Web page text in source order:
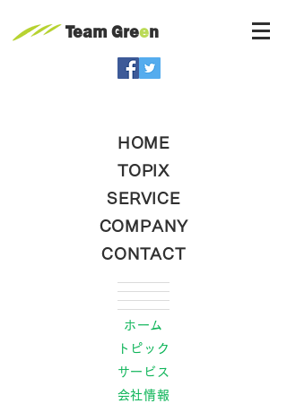
Team Green
HOME
TOPIX
SERVICE
COMPANY
CONTACT
ホーム
トピック
サービス
会社情報